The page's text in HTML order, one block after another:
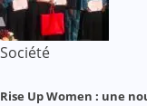
Société
Rise Up Women : une